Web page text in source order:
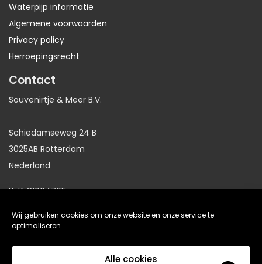
Wij gebruiken cookies om onze website en onze service te
optimaliseren.
Alle cookies
Waterpijp informatie
Algemene voorwaarden
Privacy policy
Herroepingsrecht
Contact
Souvenirtje & Meer B.V.
Schiedamseweg 24 B
3025AB Rotterdam
Nederland
KvK: 81064705